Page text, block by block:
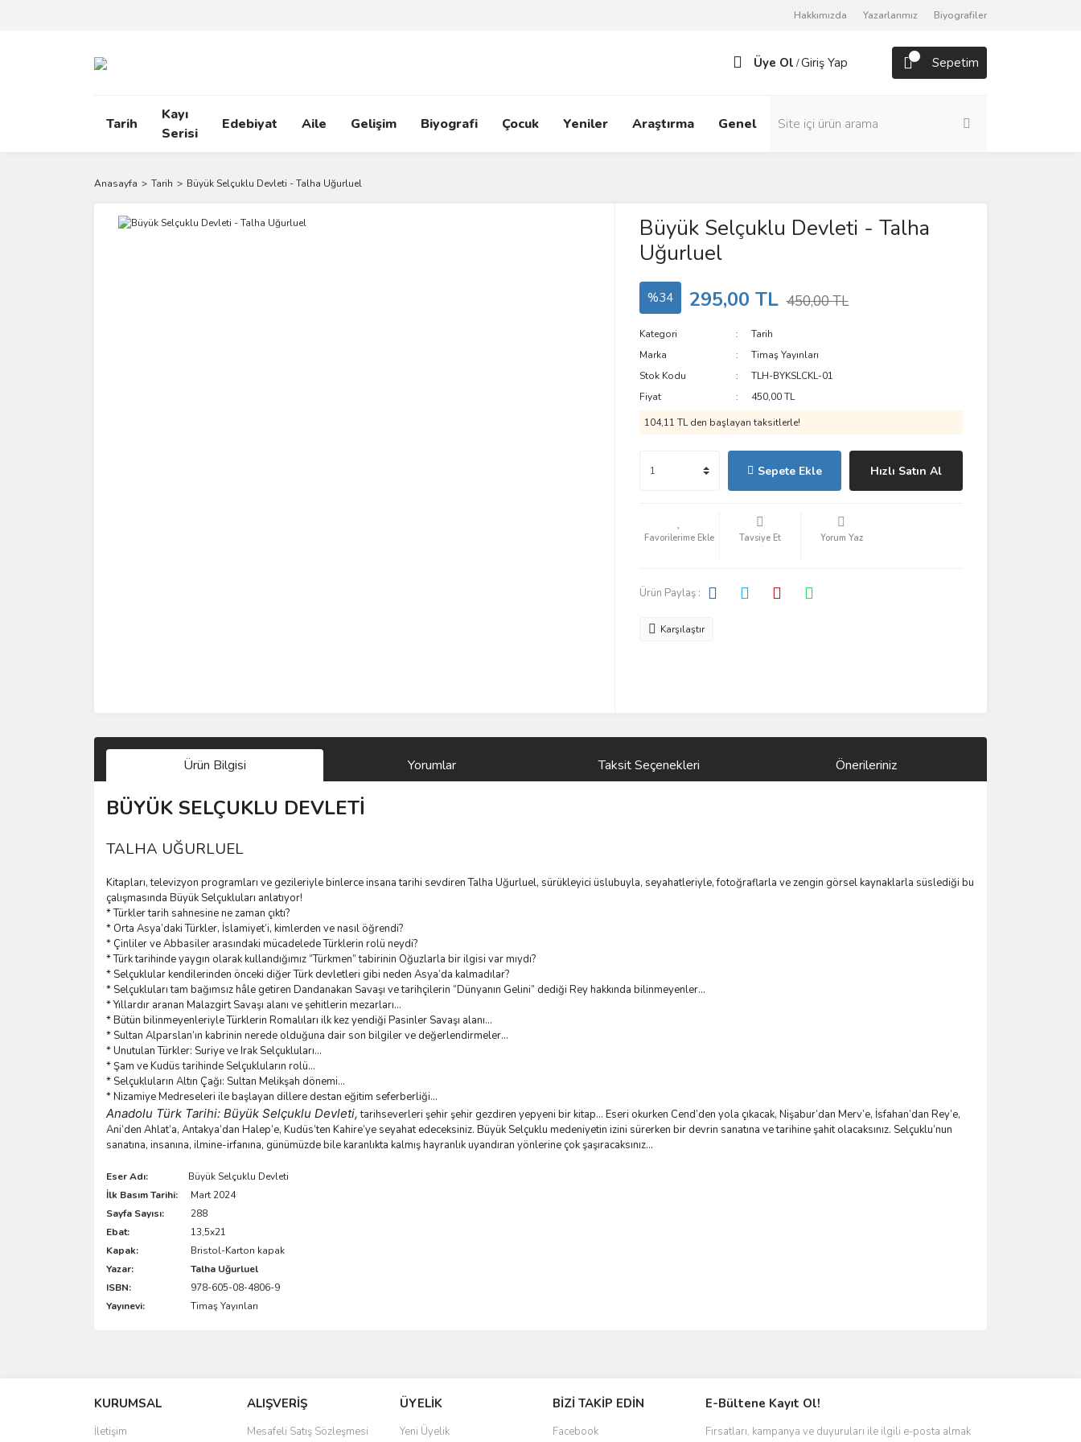
Hakkımızda Yazarlarımız Biyografiler
Üye Ol /Giriş Yap Sepetim
Tarih
Kayı
Serisi
Edebiyat Aile Gelişim Biyografi Çocuk Yeniler Araştırma Genel Roman
Anasayfa Tarih Büyük Selçuklu Devleti - Talha Uğurluel
Büyük Selçuklu Devleti - Talha
Uğurluel
%34 295,00 TL 450,00 TL
Kategori
Tarih
Marka
Timaş Yayınları
Stok Kodu
TLH-BYKSLCKL-01
Fiyat
450,00 TL
104,11 TL den başlayan taksitlerle!
Sepete Ekle Hızlı Satın Al
Tavsiye Et Yorum Yaz
Ürün Paylaş :
Karşılaştır
Ürün Bilgisi Yorumlar Taksit Seçenekleri Önerileriniz
BÜYÜK SELÇUKLU DEVLETİ
TALHA UĞURLUEL
Kitapları, televizyon programları ve gezileriyle binlerce insana tarihi sevdiren Talha Uğurluel, sürükleyici üslubuyla, seyahatleriyle, fotoğraflarla ve zengin görsel kaynaklarla süslediği bu
çalışmasında Büyük Selçukluları anlatıyor!
* Türkler tarih sahnesine ne zaman çıktı?
* Orta Asya’daki Türkler, İslamiyet’i, kimlerden ve nasıl öğrendi?
* Çinliler ve Abbasiler arasındaki mücadelede Türklerin rolü neydi?
* Türk tarihinde yaygın olarak kullandığımız “Türkmen” tabirinin Oğuzlarla bir ilgisi var mıydı?
* Selçuklular kendilerinden önceki diğer Türk devletleri gibi neden Asya’da kalmadılar?
* Selçukluları tam bağımsız hâle getiren Dandanakan Savaşı ve tarihçilerin “Dünyanın Gelini” dediği Rey hakkında bilinmeyenler...
* Yıllardır aranan Malazgirt Savaşı alanı ve şehitlerin mezarları…
* Bütün bilinmeyenleriyle Türklerin Romalıları ilk kez yendiği Pasinler Savaşı alanı...
* Sultan Alparslan’ın kabrinin nerede olduğuna dair son bilgiler ve değerlendirmeler...
* Unutulan Türkler: Suriye ve Irak Selçukluları...
* Şam ve Kudüs tarihinde Selçukluların rolü...
* Selçukluların Altın Çağı: Sultan Melikşah dönemi...
* Nizamiye Medreseleri ile başlayan dillere destan eğitim seferberliği...
Anadolu Türk Tarihi: Büyük Selçuklu Devleti,tarihseverleri şehir şehir gezdiren yepyeni bir kitap… Eseri okurken Cend’den yola çıkacak, Nişabur’dan Merv’e, İsfahan’dan Rey’e,
Ani’den Ahlat’a, Antakya’dan Halep’e, Kudüs’ten Kahire’ye seyahat edeceksiniz. Büyük Selçuklu medeniyetin izini sürerken bir devrin sanatına ve tarihine şahit olacaksınız. Selçuklu’nun
sanatına, insanına, ilmine-irfanına, günümüzde bile karanlıkta kalmış hayranlık uyandıran yönlerine çok şaşıracaksınız...
Eser Adı:
Büyük Selçuklu Devleti
İlk Basım Tarihi:
Mart 2024
Sayfa Sayısı:
288
Ebat:
13,5x21
Kapak:
Bristol-Karton kapak
Yazar:
Talha Uğurluel
ISBN:
978-605-08-4806-9
Yayınevi:
Timaş Yayınları
Ürün resmi kalitesiz, bozuk veya görüntülenemiyor.
Ürün açıklamasında eksik bilgiler bulunuyor.
KURUMSAL
İletişim
ALIŞVERİŞ
Mesafeli Satış Sözleşmesi
ÜYELİK
Yeni Üyelik
BİZİ TAKİP EDİN
Facebook
E-Bültene Kayıt Ol!
Fırsatları, kampanya ve duyuruları ile ilgili e-posta almak